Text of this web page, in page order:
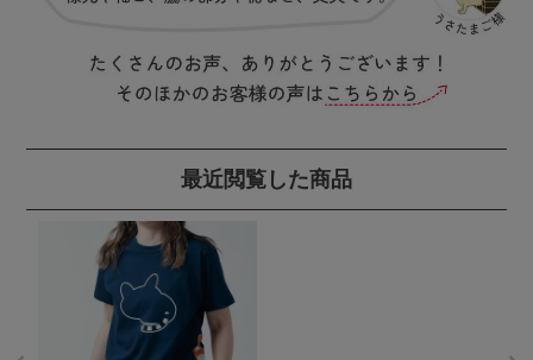
最近閲覧した商品